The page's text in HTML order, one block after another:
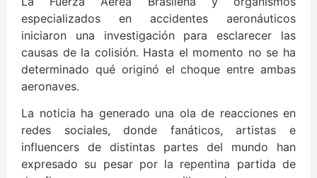
especializados en accidentes aeronáuticos
iniciaron una investigación para esclarecer las
causas de la colisión. Hasta el momento no se ha
determinado qué originó el choque entre ambas
aeronaves.
La noticia ha generado una ola de reacciones en
redes sociales, donde fanáticos, artistas e
influencers de distintas partes del mundo han
expresado su pesar por la repentina partida de